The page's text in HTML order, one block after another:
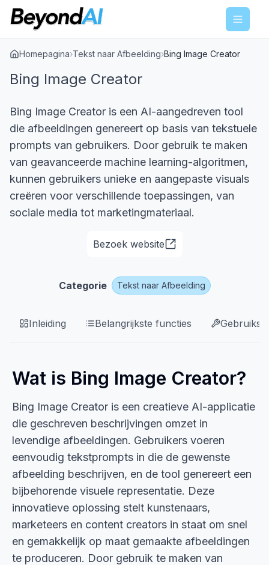
Menu
Homepagina›Tekst naar Afbeelding›Bing Image Creator
Bing Image Creator
Bing Image Creator is een AI-aangedreven tool
die afbeeldingen genereert op basis van tekstuele
prompts van gebruikers. Door gebruik te maken
van geavanceerde machine learning-algoritmen,
kunnen gebruikers unieke en aangepaste visuals
creëren voor verschillende toepassingen, van
sociale media tot marketingmateriaal.
Bezoek website
Categorie Tekst naar Afbeelding
Inleiding Belangrijkste functies
Wat is Bing Image Creator?
Bing Image Creator is een creatieve AI-applicatie
die geschreven beschrijvingen omzet in
levendige afbeeldingen. Gebruikers voeren
eenvoudig tekstprompts in die de gewenste
afbeelding beschrijven, en de tool genereert een
bijbehorende visuele representatie. Deze
innovatieve oplossing stelt kunstenaars,
marketeers en content creators in staat om snel
en gemakkelijk op maat gemaakte afbeeldingen
te produceren. Door gebruik te maken van